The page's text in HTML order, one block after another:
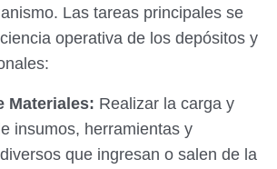
Las tareas principales se
operativa de los depósitos y
Materiales: Realizar la carga y
insumos, herramientas y
que ingresan o salen de la